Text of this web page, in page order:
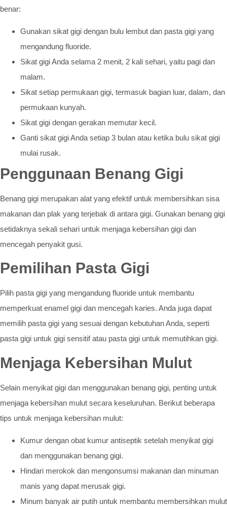
benar:
Gunakan sikat gigi dengan bulu lembut dan pasta gigi yang
mengandung fluoride.
Sikat gigi Anda selama 2 menit, 2 kali sehari, yaitu pagi dan
malam.
Sikat setiap permukaan gigi, termasuk bagian luar, dalam, dan
permukaan kunyah.
Sikat gigi dengan gerakan memutar kecil.
Ganti sikat gigi Anda setiap 3 bulan atau ketika bulu sikat gigi
mulai rusak.
Penggunaan Benang Gigi
Benang gigi merupakan alat yang efektif untuk membersihkan sisa
makanan dan plak yang terjebak di antara gigi. Gunakan benang gigi
setidaknya sekali sehari untuk menjaga kebersihan gigi dan
mencegah penyakit gusi.
Pemilihan Pasta Gigi
Pilih pasta gigi yang mengandung fluoride untuk membantu
memperkuat enamel gigi dan mencegah karies. Anda juga dapat
memilih pasta gigi yang sesuai dengan kebutuhan Anda, seperti
pasta gigi untuk gigi sensitif atau pasta gigi untuk memutihkan gigi.
Menjaga Kebersihan Mulut
Selain menyikat gigi dan menggunakan benang gigi, penting untuk
menjaga kebersihan mulut secara keseluruhan. Berikut beberapa
tips untuk menjaga kebersihan mulut:
Kumur dengan obat kumur antiseptik setelah menyikat gigi
dan menggunakan benang gigi.
Hindari merokok dan mengonsumsi makanan dan minuman
manis yang dapat merusak gigi.
Minum banyak air putih untuk membantu membersihkan mulut